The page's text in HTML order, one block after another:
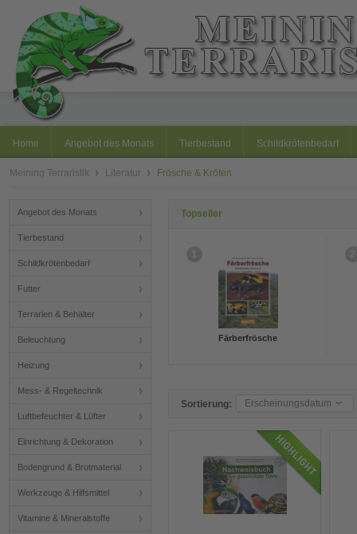
Home Angebot des Monats Tierbestand Schildkrötenbedarf
Meining Terraristik Literatur Frösche & Kröten
Angebot des Monats
Tierbestand
Schildkrötenbedarf
Futter
Terrarien & Behälter
Beleuchtung
Heizung
Mess- & Regeltechnik
Luftbefeuchter & Lüfter
Einrichtung & Dekoration
Bodengrund & Brutmaterial
Werkzeuge & Hilfsmittel
Vitamine & Mineralstoffe
Topseller
Färberfrösche
Sortierung: Erscheinungsdatum